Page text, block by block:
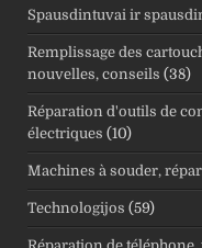
Spausdintuvai ir
Remplissage des
nouvelles, conseils (38)
Réparation d'outils de
électriques (10)
Machines à souder,
Technologijos (59)